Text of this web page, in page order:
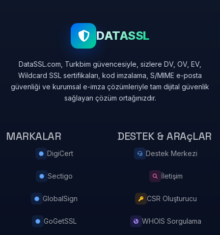
DATASSL
DataSSL.com, Turkbim güvencesiyle, sizlere DV, OV, EV,
Wildcard SSL sertifikaları, kod imzalama, S/MIME e-posta
güvenliği ve kurumsal e-imza çözümleriyle tam dijital güvenlik
sağlayan çözüm ortağınızdır.
MARKALAR
DigiCert
Sectigo
GlobalSign
GoGetSSL
DESTEK & ARAçLAR
Destek Merkezi
İletişim
CSR Oluşturucu
WHOIS Sorgulama